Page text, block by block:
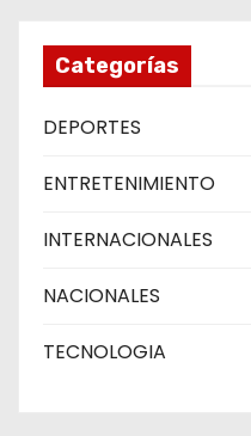
Categorías
DEPORTES
ENTRETENIMIENTO
INTERNACIONALES
NACIONALES
TECNOLOGIA